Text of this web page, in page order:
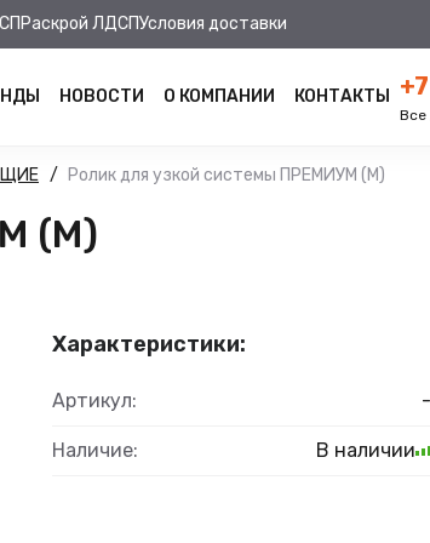
Раскрой ЛДСПУсловия доставки
НОВОСТИ О КОМПАНИИ КОНТАКТЫ
Все
Ролик для узкой системы ПРЕМИУМ (М)
(М)
Характеристики:
Артикул: -
Наличие: В наличии